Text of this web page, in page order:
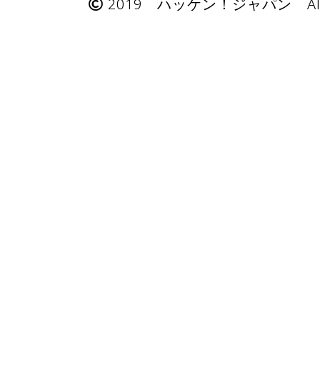
2019 ハッケン！ジャパン